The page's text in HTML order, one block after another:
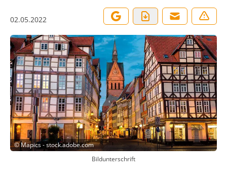
02.05.2022
©Mapics - stock.adobe.com
Bildunterschrift